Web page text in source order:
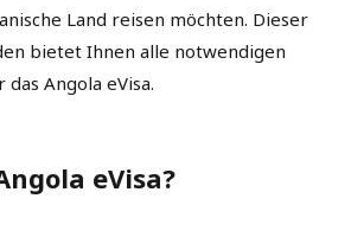
Land reisen möchten. Dieser
bietet Ihnen alle notwendigen
Angola eVisa.
eVisa?